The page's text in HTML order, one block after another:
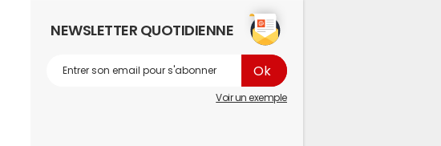
NEWSLETTER QUOTIDIENNE
Voir un exemple